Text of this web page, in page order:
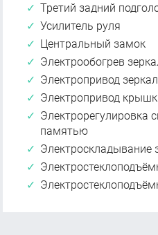
Третий задний
Усилитель руля
Центральный замок
Электрообогрев
Электропривод зеркал
Электропривод
Электрорегулировка
памятью
Электроскладывание